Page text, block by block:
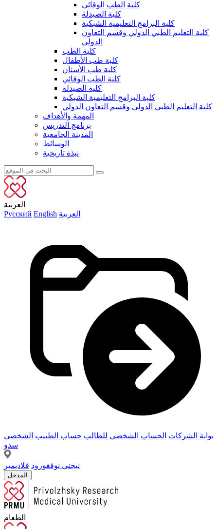
كلية الطب الوقائي
كلية الصيدلة
كلية البرامج التعليمية الشبكية
كلية التعليم الطبي الدولي وقسم التعاون
الدولي
كلية الطب
كلية طب الأطفال
كلية طب الأسنان
كلية الطب الوقائي
كلية الصيدلة
كلية البرامج التعليمية الشبكية
كلية التعليم الطبي الدولي وقسم التعاون الدولي
المهمة والأهداف
برنامج التدريس
المدينة الجامعية
الوسائط
نبذة تاريخية
العربية
Русский English العربية
بوابة الشركات الحساب الشخصي للطالب حساب الطبيب الشخصي
سدو
نيجني نوفغورود فلاديمير
المدخل
الطعام